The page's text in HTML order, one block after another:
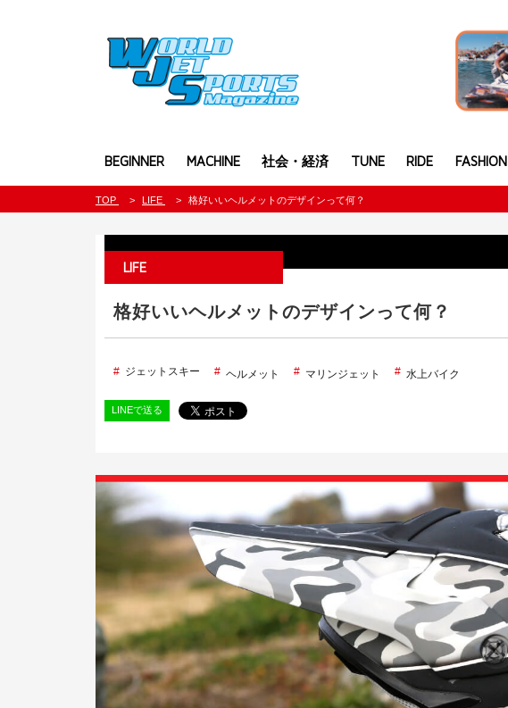
BEGINNER MACHINE 社会・経済 TUNE RIDE FASHION
TOP LIFE 格好いいヘルメットのデザインって何？
LIFE
格好いいヘルメットのデザインって何？
ジェットスキー ヘルメット マリンジェット 水上バイク
LINEで送る